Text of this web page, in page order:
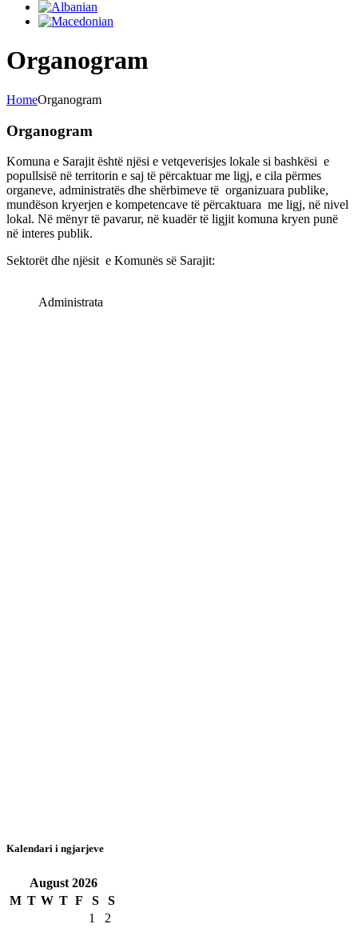
Organogram
HomeOrganogram
Organogram
Komuna e Sarajit është njësi e vetqeverisjes lokale si bashkësi e
popullsisë në territorin e saj të përcaktuar me ligj, e cila përmes
organeve, administratës dhe shërbimeve të organizuara publike,
mundëson kryerjen e kompetencave të përcaktuara me ligj, në nivel
lokal. Në mënyr të pavarur, në kuadër të ligjit komuna kryen punë
në interes publik.
Sektorët dhe njësit e Komunës së Sarajit:
Administrata
Kalendari i ngjarjeve
August 2026
M T W T F S
S
1
2